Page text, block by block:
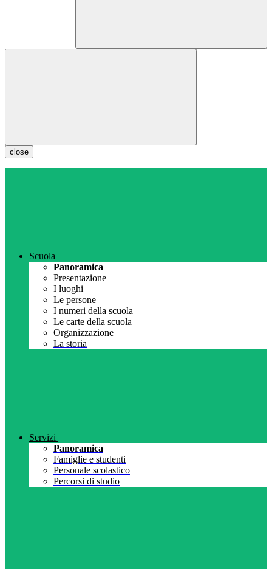
close
Scuola
Panoramica
Presentazione
I luoghi
Le persone
I numeri della scuola
Le carte della scuola
Organizzazione
La storia
Servizi
Panoramica
Famiglie e studenti
Personale scolastico
Percorsi di studio